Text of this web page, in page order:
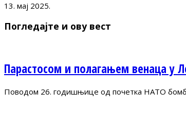
13. мај 2025.
Погледајте и ову вест
Парастосом и полагањем венаца у
Поводом 26. годишњице од почетка НАТО